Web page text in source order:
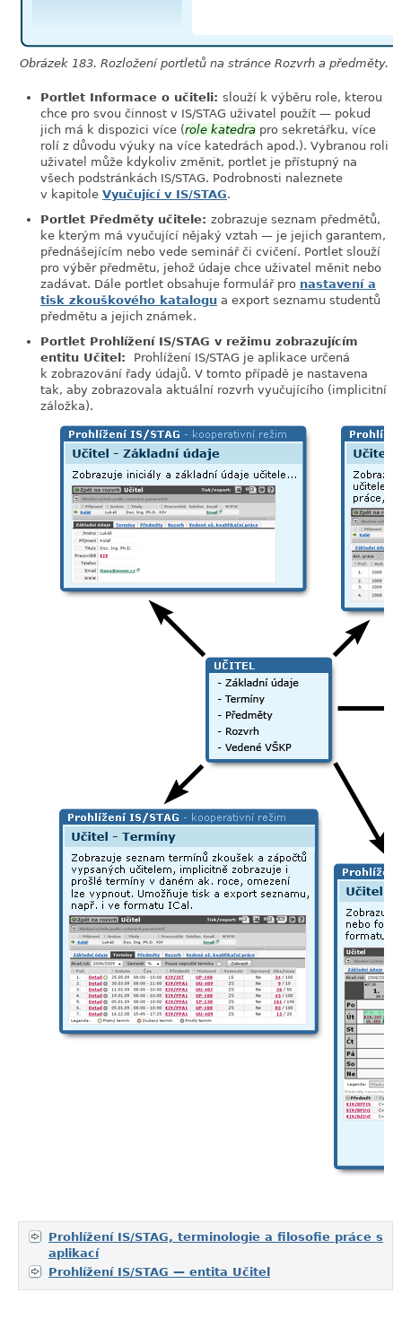
Obrázek 183. Rozložení portletů na stránce Rozvrh a předměty.
Portlet Informace o učiteli: slouží k výběru role, kterou
chce pro svou činnost v IS/STAG uživatel použít — pokud
jich má k dispozici více (role katedra pro sekretářku, více
rolí z důvodu výuky na více katedrách apod.). Vybranou roli
uživatel může kdykoliv změnit, portlet je přístupný na
všech podstránkách IS/STAG. Podrobnosti naleznete
v kapitole Vyučující v IS/STAG.
Portlet Předměty učitele: zobrazuje seznam předmětů,
ke kterým má vyučující nějaký vztah — je jejich garantem,
přednášejícím nebo vede seminář či cvičení. Portlet slouží
pro výběr předmětu, jehož údaje chce uživatel měnit nebo
zadávat. Dále portlet obsahuje formulář pro nastavení a
tisk zkouškového katalogu a export seznamu studentů
předmětu a jejich známek.
Portlet Prohlížení IS/STAG v režimu zobrazujícím
entitu Učitel:
Prohlížení IS/STAG je aplikace určená
k zobrazování řady údajů. V tomto případě je nastavena
tak, aby zobrazovala aktuální rozvrh vyučujícího (implicitní
záložka).
Prohlížení IS/STAG, terminologie a filosofie práce s
aplikací
Prohlížení IS/STAG — entita Učitel